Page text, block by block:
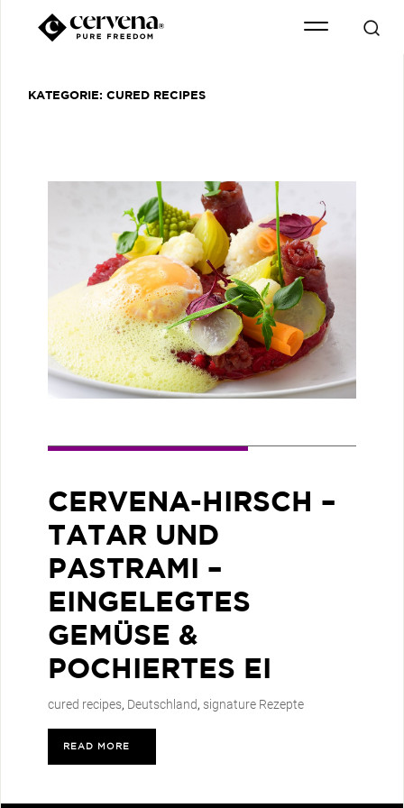
KATEGORIE: CURED RECIPES
CERVENA-HIRSCH –
TATAR UND
PASTRAMI –
EINGELEGTES
GEMÜSE &
POCHIERTES EI
cured recipes, Deutschland, signature Rezepte
READ MORE